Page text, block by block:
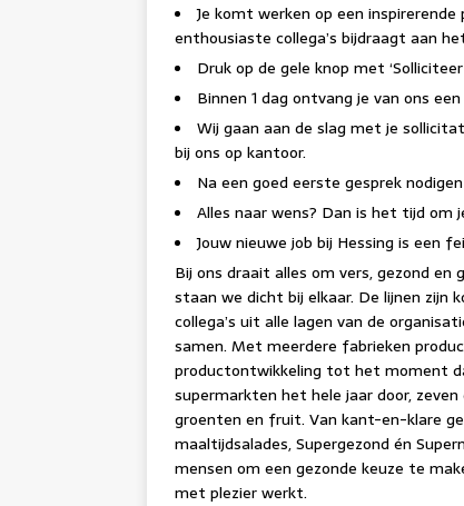
Je komt werken op een
enthousiaste collega’s bijdraagt aan
Druk op de gele knop met
Binnen 1 dag ontvang je van ons
Wij gaan aan de slag met je
bij ons op kantoor.
Na een goed eerste gesprek
Alles naar wens? Dan is het tijd
Jouw nieuwe job bij Hessing is een
Bij ons draait alles om vers, gezond
staan we dicht bij elkaar. De lijnen zijn
collega’s uit alle lagen van de
samen. Met meerdere fabrieken
productontwikkeling tot het moment
supermarkten het hele jaar door,
groenten en fruit. Van kant-en-klare
maaltijdsalades, Supergezond én
mensen om een gezonde keuze te
met plezier werkt.